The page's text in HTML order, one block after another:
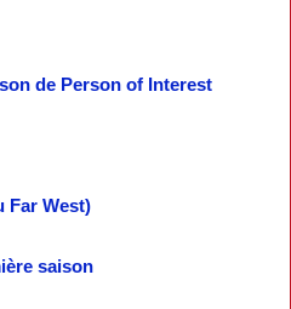
de Person of Interest
Far West)
saison